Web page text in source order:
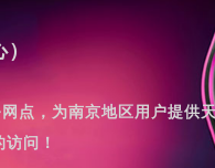
）
点，为南京地区用户提
问！